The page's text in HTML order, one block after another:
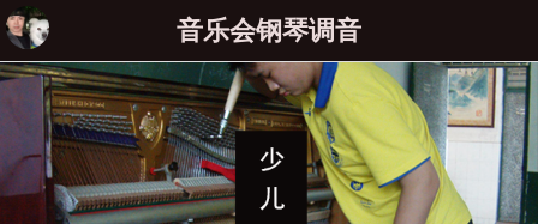
音乐会钢琴调音